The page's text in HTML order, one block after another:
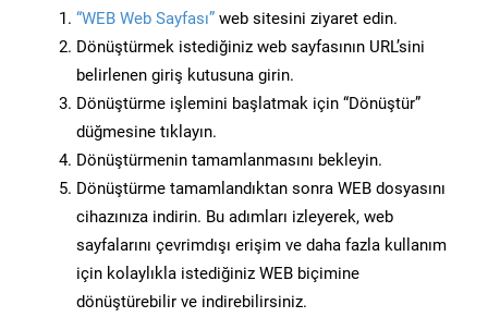
“WEB Web Sayfası” web sitesini ziyaret edin.
Dönüştürmek istediğiniz web sayfasının URL’sini
belirlenen giriş kutusuna girin.
Dönüştürme işlemini başlatmak için “Dönüştür”
düğmesine tıklayın.
Dönüştürmenin tamamlanmasını bekleyin.
Dönüştürme tamamlandıktan sonra WEB dosyasını
cihazınıza indirin. Bu adımları izleyerek, web
sayfalarını çevrimdışı erişim ve daha fazla kullanım
için kolaylıkla istediğiniz WEB biçimine
dönüştürebilir ve indirebilirsiniz.